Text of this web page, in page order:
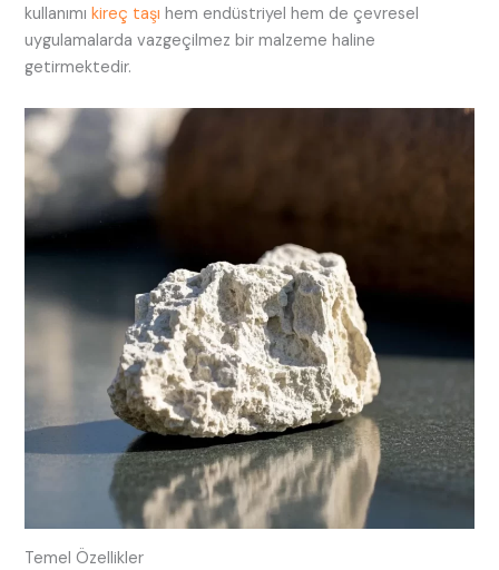
kullanımıkireç taşı hem endüstriyel hem de çevresel
uygulamalarda vazgeçilmez bir malzeme haline
getirmektedir.
Temel Özellikler